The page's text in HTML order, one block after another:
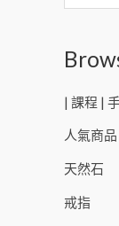
| 課程 |
人氣商品
天然石
戒指